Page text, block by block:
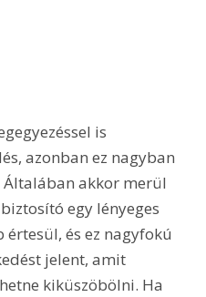
is
azonban ez nagyban
akkor merül
egy lényeges
és ez nagyfokú
jelent, amit
kiküszöbölni. Ha